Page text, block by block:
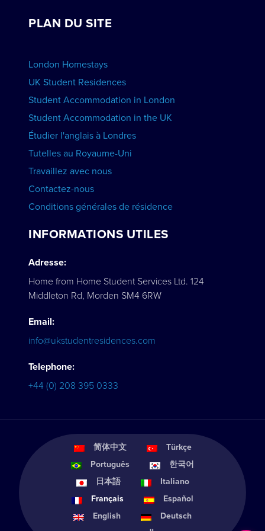
Voir les écoles
PLAN DU SITE
London Homestays
UK Student Residences
Student Accommodation in London
Student Accommodation in the UK
Étudier l'anglais à Londres
Tutelles au Royaume-Uni
Travaillez avec nous
Contactez-nous
Conditions générales de résidence
INFORMATIONS UTILES
Adresse:
Home from Home Student Services Ltd. 124
Middleton Rd, Morden SM4 6RW
Email:
info@ukstudentresidences.com
Telephone:
+44 (0) 208 395 0333
简体中文
Türkçe
Português
한국어
日本語
Italiano
Français
Español
English
Deutsch